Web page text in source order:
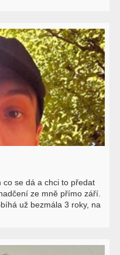
se dá a chci to předat
ze mně přímo září.
už bezmála 3 roky, na